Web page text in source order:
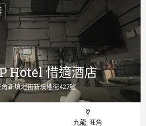
Hotel 惜適酒店
新填地街新填地街427號
九龍, 旺角